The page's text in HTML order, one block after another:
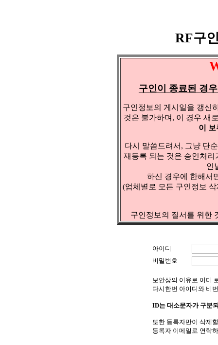
RF구
구인이 종료된 경
구인정보의 게시일을 갱신
것은 불가하며, 이 경우 새
이
다시 말씀드려서, 그냥 단
재등록 되는 것은 승인처
인
하신 경우에 한해서
(업체별로 모든 구인정보
구인정보의 질서를 위한
아이디
비밀번호
보안상의 이유로 이미
다시한번 아이디와 비
ID는 대소문자가 구분
또한 등록자만이 삭제
등록자 이메일로 연락